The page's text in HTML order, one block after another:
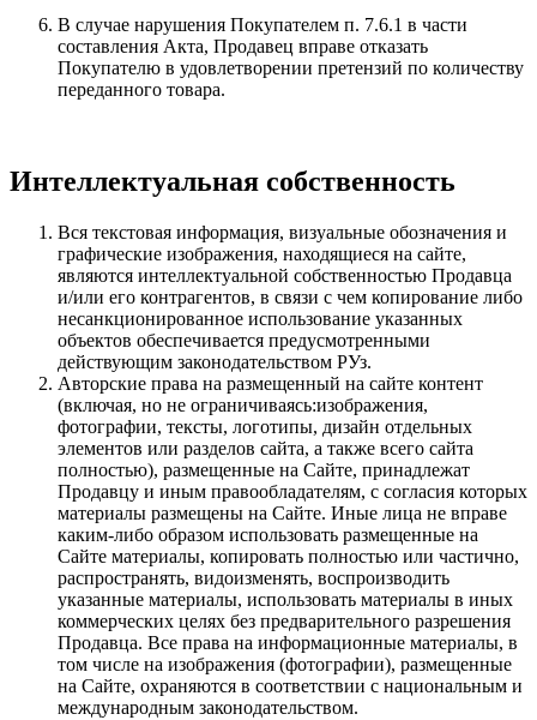
В случае нарушения Покупателем п. 7.6.1 в части
составления Акта, Продавец вправе отказать
Покупателю в удовлетворении претензий по количеству
переданного товара.
Интеллектуальная собственность
Вся текстовая информация, визуальные обозначения и
графические изображения, находящиеся на сайте,
являются интеллектуальной собственностью Продавца
и/или его контрагентов, в связи с чем копирование либо
несанкционированное использование указанных
объектов обеспечивается предусмотренными
действующим законодательством РУз.
Авторские права на размещенный на сайте контент
(включая, но не ограничиваясь:изображения,
фотографии, тексты, логотипы, дизайн отдельных
элементов или разделов сайта, а также всего сайта
полностью), размещенные на Сайте, принадлежат
Продавцу и иным правообладателям, с согласия которых
материалы размещены на Сайте. Иные лица не вправе
каким-либо образом использовать размещенные на
Сайте материалы, копировать полностью или частично,
распространять, видоизменять, воспроизводить
указанные материалы, использовать материалы в иных
коммерческих целях без предварительного разрешения
Продавца. Все права на информационные материалы, в
том числе на изображения (фотографии), размещенные
на Сайте, охраняются в соответствии с национальным и
международным законодательством.